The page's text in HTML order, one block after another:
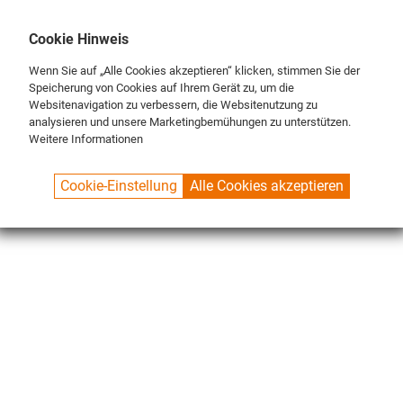
SPUELBOY.DE SHOP ECO LINE SPARE PARTS
Cookie Hinweis
Wenn Sie auf „Alle Cookies akzeptieren“ klicken, stimmen Sie der
Speicherung von Cookies auf Ihrem Gerät zu, um die
Websitenavigation zu verbessern, die Websitenutzung zu
analysieren und unsere Marketingbemühungen zu unterstützen.
Weitere Informationen
Cookie-Einstellung Alle Cookies akzeptieren